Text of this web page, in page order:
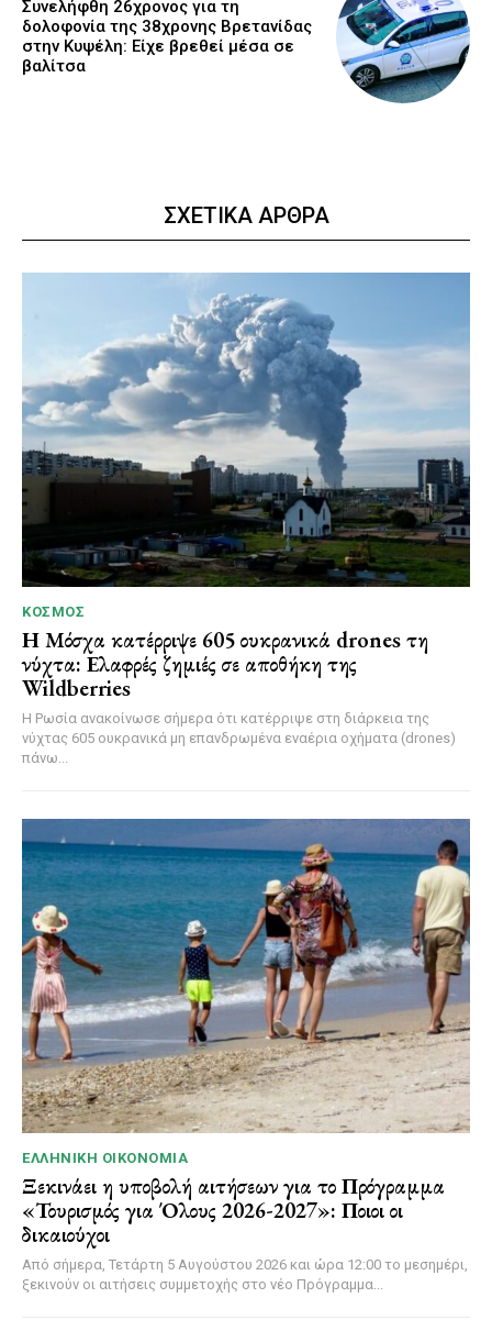
Συνελήφθη 26χρονος για τη
δολοφονία της 38χρονης Βρετανίδας
στην Κυψέλη: Είχε βρεθεί μέσα σε
βαλίτσα
ΣΧΕΤΙΚΑ ΑΡΘΡΑ
ΚΌΣΜΟΣ
Η Μόσχα κατέρριψε 605 ουκρανικά drones τη
νύχτα: Ελαφρές ζημιές σε αποθήκη της
Wildberries
Η Ρωσία ανακοίνωσε σήμερα ότι κατέρριψε στη διάρκεια της
νύχτας 605 ουκρανικά μη επανδρωμένα εναέρια οχήματα (drones)
πάνω...
ΕΛΛΗΝΙΚΉ ΟΙΚΟΝΟΜΊΑ
Ξεκινάει η υποβολή αιτήσεων για το Πρόγραμμα
«Τουρισμός για Όλους 2026-2027»: Ποιοι οι
δικαιούχοι
Από σήμερα, Τετάρτη 5 Αυγούστου 2026 και ώρα 12:00 το μεσημέρι,
ξεκινούν οι αιτήσεις συμμετοχής στο νέο Πρόγραμμα...